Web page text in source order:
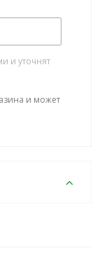
и уточнят
и может